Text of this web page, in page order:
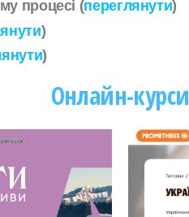
процесі (переглянути)
)
)
Онлайн-курси